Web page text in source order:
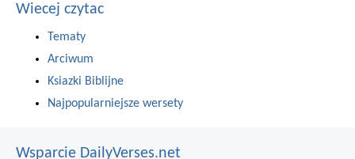
Wiecej czytac
Tematy
Arciwum
Ksiazki Biblijne
Najpopularniejsze wersety
Wsparcie DailyVerses.net